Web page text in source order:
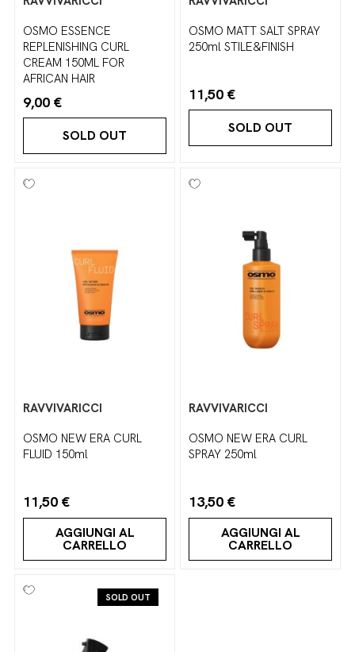
OSMO ESSENCE
REPLENISHING CURL
CREAM 150ML FOR
AFRICAN HAIR
9,00 €
SOLD OUT
OSMO MATT SALT SPRAY
250ml STILE&FINISH
11,50 €
SOLD OUT
RAVVIVARICCI
OSMO NEW ERA CURL
FLUID 150ml
11,50 €
AGGIUNGI AL
CARRELLO
RAVVIVARICCI
OSMO NEW ERA CURL
SPRAY 250ml
13,50 €
AGGIUNGI AL
CARRELLO
SOLD OUT